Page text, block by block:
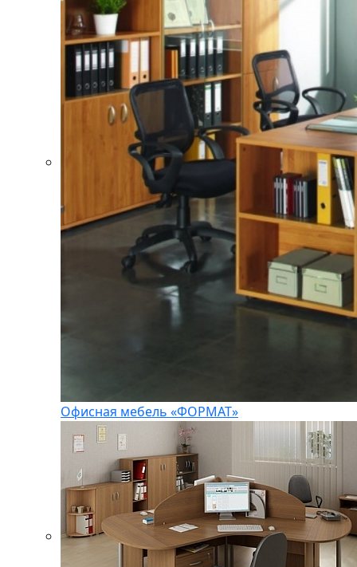
Офисная мебель «ФОРМАТ»